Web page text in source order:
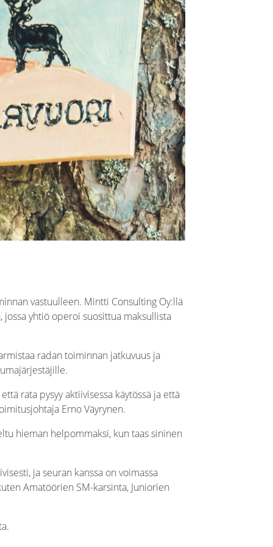
vastuulleen. Mintti Consulting Oy:llä
jossa yhtiö operoi suosittua maksullista
radan toiminnan jatkuvuus ja
rata pysyy aktiivisessa käytössä ja että
Erno Väyrynen.
hieman helpommaksi, kun taas sininen
ja seuran kanssa on voimassa
Amatöörien SM-karsinta, Juniorien